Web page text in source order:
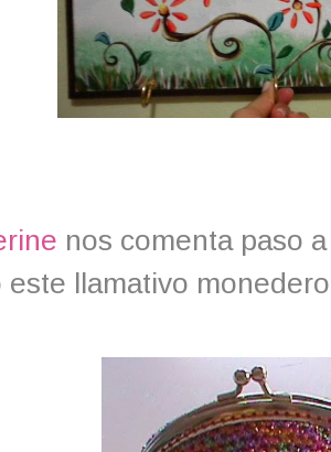
nos comenta paso
este llamativo